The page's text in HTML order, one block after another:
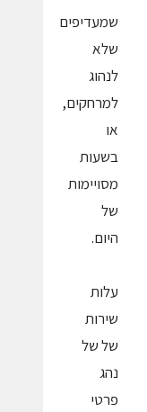
שמעדיפים
שלא
לנהוג
למרחקים,
או
בשעות
מסויימות
של
היום.
עלות
שירות
של של
נהג
פרטי